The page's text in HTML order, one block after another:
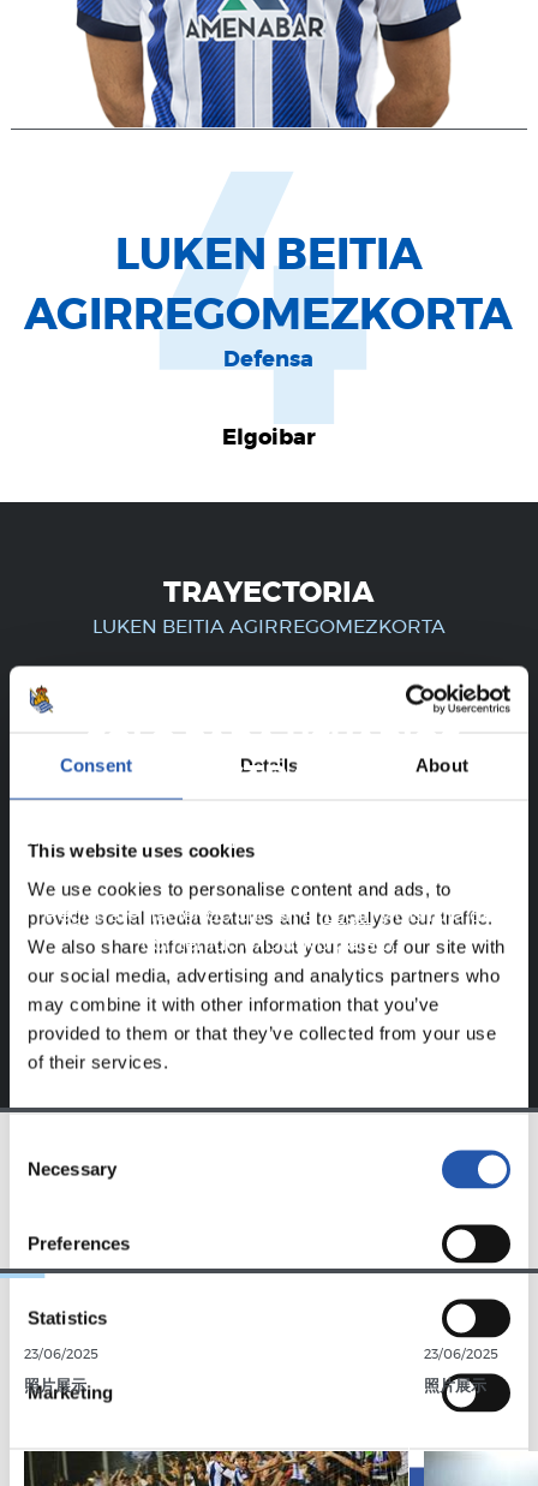
Consent Details About
This website uses cookies
We use cookies to personalise content and ads, to
provide social media features and to analyse our traffic.
We also share information about your use of our site with
our social media, advertising and analytics partners who
may combine it with other information that you’ve
provided to them or that they’ve collected from your use
of their services.
Selection
Necessary
Preferences
Statistics
Marketing
LUKEN BEITIA
AGIRREGOMEZKORTA
Defensa
Elgoibar
4
TRAYECTORIA
LUKEN BEITIA AGIRREGOMEZKORTA
REGISTRADOS!
Regístrate haciendo clic en elLoginy disfruta de
contenido exclusivo para ti.
23/06/2025
照片展示
23/06/2025
照片展示